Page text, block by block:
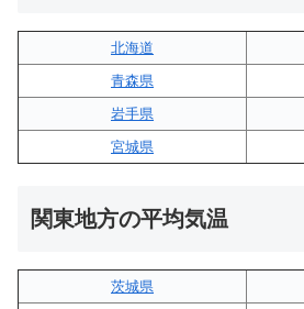
北海道
青森県
岩手県
宮城県
関東地方の平均気温
茨城県